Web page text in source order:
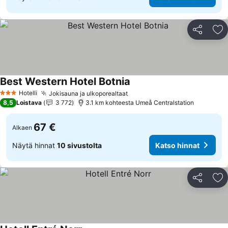
Jaa
3 Tähtiluokitus
Hotelli Jokisauna ja ulkoporealtaat
Best Western Hotel Botnia
8,5 Loistava 3 772 3.1 km kohteesta Umeå Centralstation
Alkaen 67 €
Näytä hinnat 10 sivustolta Katso hinnat
Jaa